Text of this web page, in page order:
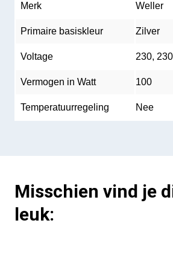
Merk Weller
Primaire basiskleur Zilver
Voltage 230, 230
Vermogen in Watt 100
Temperatuurregeling Nee
Misschien vind je
leuk: